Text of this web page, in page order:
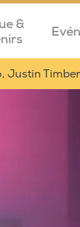
&
Justin